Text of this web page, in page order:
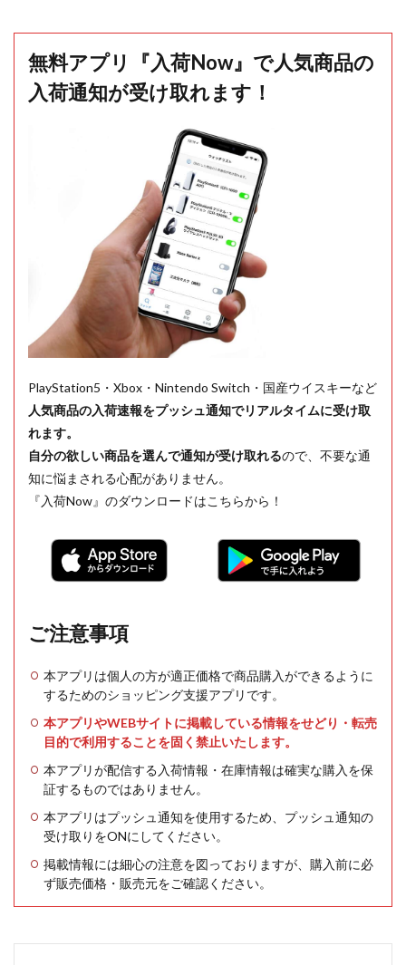
無料アプリ『入荷Now』で人気商品の
入荷通知が受け取れます！
PlayStation5・Xbox・Nintendo Switch・国産ウイスキーなど
人気商品の入荷速報をプッシュ通知でリアルタイムに受け取
れます。
自分の欲しい商品を選んで通知が受け取れるので、不要な通
知に悩まされる心配がありません。
『入荷Now』のダウンロードはこちらから！
ご注意事項
本アプリは個人の方が適正価格で商品購入ができるように
するためのショッピング支援アプリです。
本アプリやWEBサイトに掲載している情報をせどり・転売
目的で利用することを固く禁止いたします。
本アプリが配信する入荷情報・在庫情報は確実な購入を保
証するものではありません。
本アプリはプッシュ通知を使用するため、プッシュ通知の
受け取りをONにしてください。
掲載情報には細心の注意を図っておりますが、購入前に必
ず販売価格・販売元をご確認ください。